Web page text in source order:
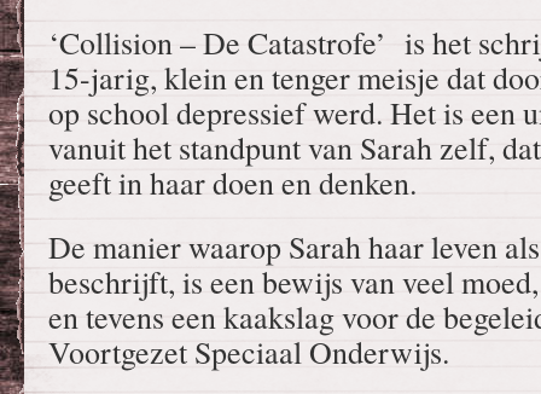
‘Collision – De Catastrofe’ is het
15-jarig, klein en tenger meisje dat
op school depressief werd. Het is een
vanuit het standpunt van Sarah zelf,
geeft in haar doen en denken.
De manier waarop Sarah haar leven
beschrijft, is een bewijs van veel
en tevens een kaakslag voor de
Voortgezet Speciaal Onderwijs.